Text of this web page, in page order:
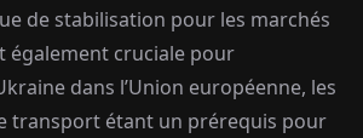
de stabilisation pour les marchés
également cruciale pour
dans l’Union européenne, les
transport étant un prérequis pour